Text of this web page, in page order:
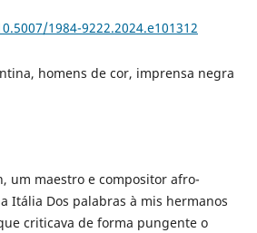
1984-9222.2024.e101312
homens de cor, imprensa negra
um maestro e compositor afro-
Itália Dos palabras à mis hermanos
criticava de forma pungente o